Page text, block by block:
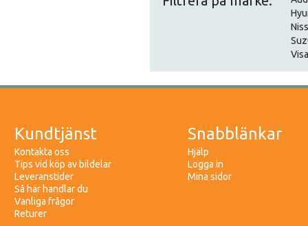
Kundtjänst
Kontakta oss
Tips vid köp av bildelar
Leveranstider
Så här handlar du
Vanliga frågor
Returer
Snabblänkar
Hjälp
Logga in
Mina sidor